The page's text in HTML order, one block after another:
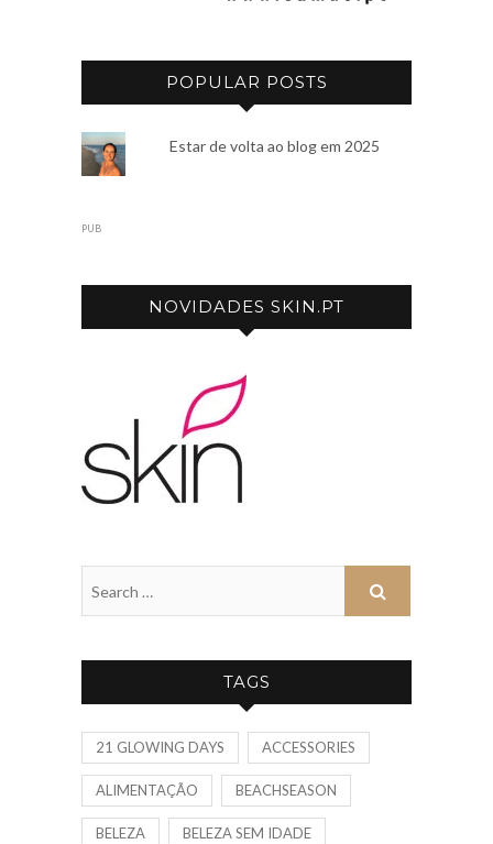
POPULAR POSTS
Estar de volta ao blog em 2025
PUB
NOVIDADES SKIN.PT
TAGS
21 GLOWING DAYS ACCESSORIES
ALIMENTAÇÃO BEACHSEASON
BELEZA BELEZA SEM IDADE